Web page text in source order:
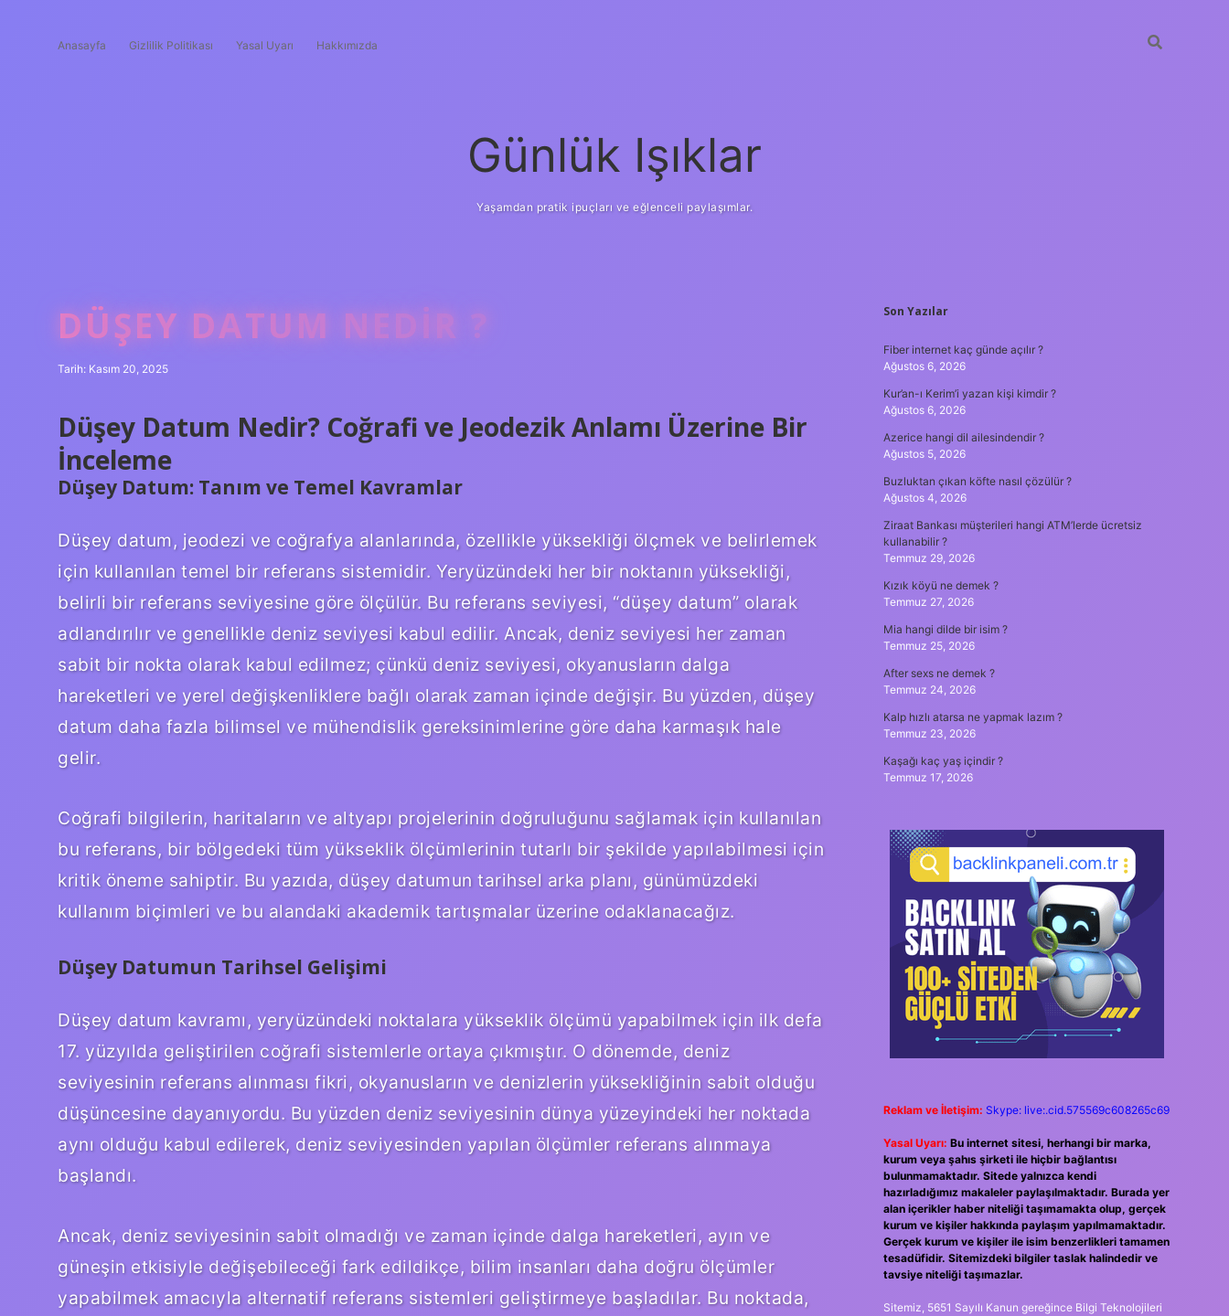
Anasayfa Gizlilik Politikası Yasal Uyarı Hakkımızda
Günlük Işıklar
Yaşamdan pratik ipuçları ve eğlenceli paylaşımlar.
DÜŞEY DATUM NEDIR ?
Tarih: Kasım 20, 2025
Düşey Datum Nedir? Coğrafi ve Jeodezik Anlamı Üzerine Bir
İnceleme
Düşey Datum: Tanım ve Temel Kavramlar
Düşey datum, jeodezi ve coğrafya alanlarında, özellikle yüksekliği ölçmek ve belirlemek
için kullanılan temel bir referans sistemidir. Yeryüzündeki her bir noktanın yüksekliği,
belirli bir referans seviyesine göre ölçülür. Bu referans seviyesi, “düşey datum” olarak
adlandırılır ve genellikle deniz seviyesi kabul edilir. Ancak, deniz seviyesi her zaman
sabit bir nokta olarak kabul edilmez; çünkü deniz seviyesi, okyanusların dalga
hareketleri ve yerel değişkenliklere bağlı olarak zaman içinde değişir. Bu yüzden, düşey
datum daha fazla bilimsel ve mühendislik gereksinimlerine göre daha karmaşık hale
gelir.
Coğrafi bilgilerin, haritaların ve altyapı projelerinin doğruluğunu sağlamak için kullanılan
bu referans, bir bölgedeki tüm yükseklik ölçümlerinin tutarlı bir şekilde yapılabilmesi için
kritik öneme sahiptir. Bu yazıda, düşey datumun tarihsel arka planı, günümüzdeki
kullanım biçimleri ve bu alandaki akademik tartışmalar üzerine odaklanacağız.
Düşey Datumun Tarihsel Gelişimi
Düşey datum kavramı, yeryüzündeki noktalara yükseklik ölçümü yapabilmek için ilk defa
17. yüzyılda geliştirilen coğrafi sistemlerle ortaya çıkmıştır. O dönemde, deniz
seviyesinin referans alınması fikri, okyanusların ve denizlerin yüksekliğinin sabit olduğu
düşüncesine dayanıyordu. Bu yüzden deniz seviyesinin dünya yüzeyindeki her noktada
aynı olduğu kabul edilerek, deniz seviyesinden yapılan ölçümler referans alınmaya
başlandı.
Ancak, deniz seviyesinin sabit olmadığı ve zaman içinde dalga hareketleri, ayın ve
güneşin etkisiyle değişebileceği fark edildikçe, bilim insanları daha doğru ölçümler
yapabilmek amacıyla alternatif referans sistemleri geliştirmeye başladılar. Bu noktada,
SIDEBAR
Son Yazılar
Fiber internet kaç günde açılır ?
Ağustos 6, 2026
Kur’an-ı Kerim’i yazan kişi kimdir ?
Ağustos 6, 2026
Azerice hangi dil ailesindendir ?
Ağustos 5, 2026
Buzluktan çıkan köfte nasıl çözülür ?
Ağustos 4, 2026
Ziraat Bankası müşterileri hangi ATM’lerde ücretsiz
kullanabilir ?
Temmuz 29, 2026
Kızık köyü ne demek ?
Temmuz 27, 2026
Mia hangi dilde bir isim ?
Temmuz 25, 2026
After sexs ne demek ?
Temmuz 24, 2026
Kalp hızlı atarsa ne yapmak lazım ?
Temmuz 23, 2026
Kaşağı kaç yaş içindir ?
Temmuz 17, 2026
Reklam ve İletişim: Skype: live:.cid.575569c608265c69
Yasal Uyarı: Bu internet sitesi, herhangi bir marka,
kurum veya şahıs şirketi ile hiçbir bağlantısı
bulunmamaktadır. Sitede yalnızca kendi
hazırladığımız makaleler paylaşılmaktadır. Burada yer
alan içerikler haber niteliği taşımamakta olup, gerçek
kurum ve kişiler hakkında paylaşım yapılmamaktadır.
Gerçek kurum ve kişiler ile isim benzerlikleri tamamen
tesadüfidir. Sitemizdeki bilgiler taslak halindedir ve
tavsiye niteliği taşımazlar.
Sitemiz, 5651 Sayılı Kanun gereğince Bilgi Teknolojileri
güvenilir bahis siteleriilbet giriş